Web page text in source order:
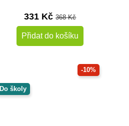
331 Kč368 Kč
Přidat do košíku
-10%
Do školy